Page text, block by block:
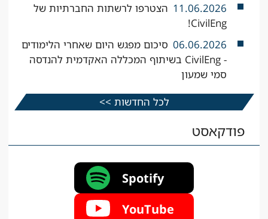
11.06.2026 הצטרפו לרשתות החברתיות של
CivilEng!
06.06.2026 סיכום מפגש היום שאחרי הלימודים
- CivilEng בשיתוף המכללה האקדמית להנדסה
סמי שמעון
לכל החדשות >>
פודקאסט
Spotify
YouTube